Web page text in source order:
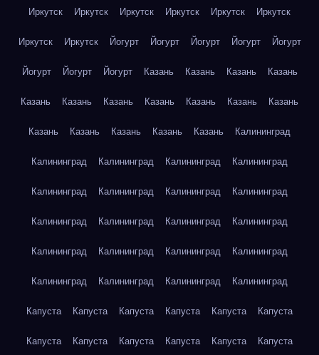
Иркутск Иркутск Иркутск Иркутск Иркутск Иркутск
Иркутск Иркутск Йогурт Йогурт Йогурт Йогурт Йогурт
Йогурт Йогурт Йогурт Казань Казань Казань Казань
Казань Казань Казань Казань Казань Казань Казань
Казань Казань Казань Казань Казань Калининград
Калининград Калининград Калининград Калининград
Калининград Калининград Калининград Калининград
Калининград Калининград Калининград Калининград
Калининград Калининград Калининград Калининград
Калининград Калининград Калининград Калининград
Капуста Капуста Капуста Капуста Капуста Капуста
Капуста Капуста Капуста Капуста Капуста Капуста